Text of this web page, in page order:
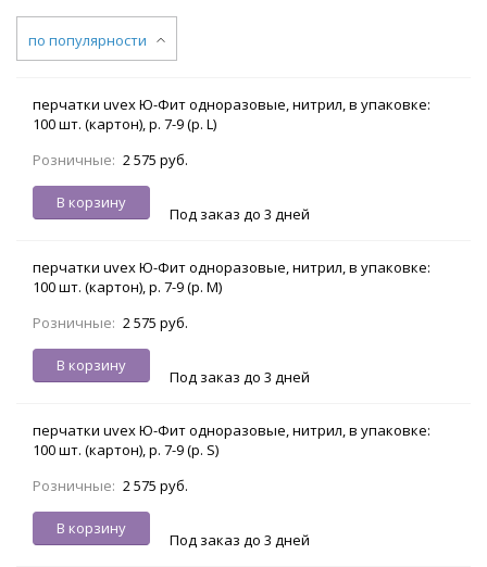
по популярности
перчатки uvex Ю-Фит одноразовые, нитрил, в упаковке:
100 шт. (картон), р. 7-9 (р. L)
Розничные: 2 575 руб.
В корзину
Под заказ до 3 дней
перчатки uvex Ю-Фит одноразовые, нитрил, в упаковке:
100 шт. (картон), р. 7-9 (р. M)
Розничные: 2 575 руб.
В корзину
Под заказ до 3 дней
перчатки uvex Ю-Фит одноразовые, нитрил, в упаковке:
100 шт. (картон), р. 7-9 (р. S)
Розничные: 2 575 руб.
В корзину
Под заказ до 3 дней